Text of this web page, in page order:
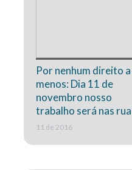
Por nenhum direito a
menos: Dia 11 de
novembro nosso
trabalho será nas
11 de 2016